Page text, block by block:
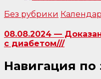
Без рубрики
08.08.2024 —
с диабетом///
Навигация по